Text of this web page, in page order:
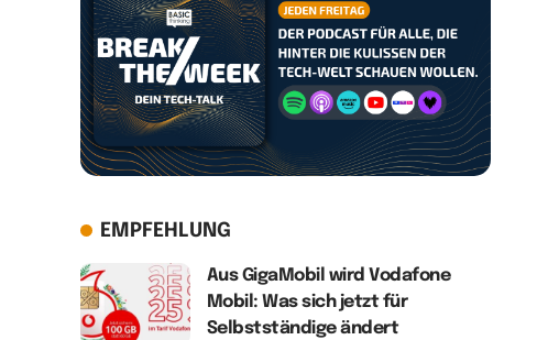
EMPFEHLUNG
Aus GigaMobil wird Vodafone
Mobil: Was sich jetzt für
Selbstständige ändert